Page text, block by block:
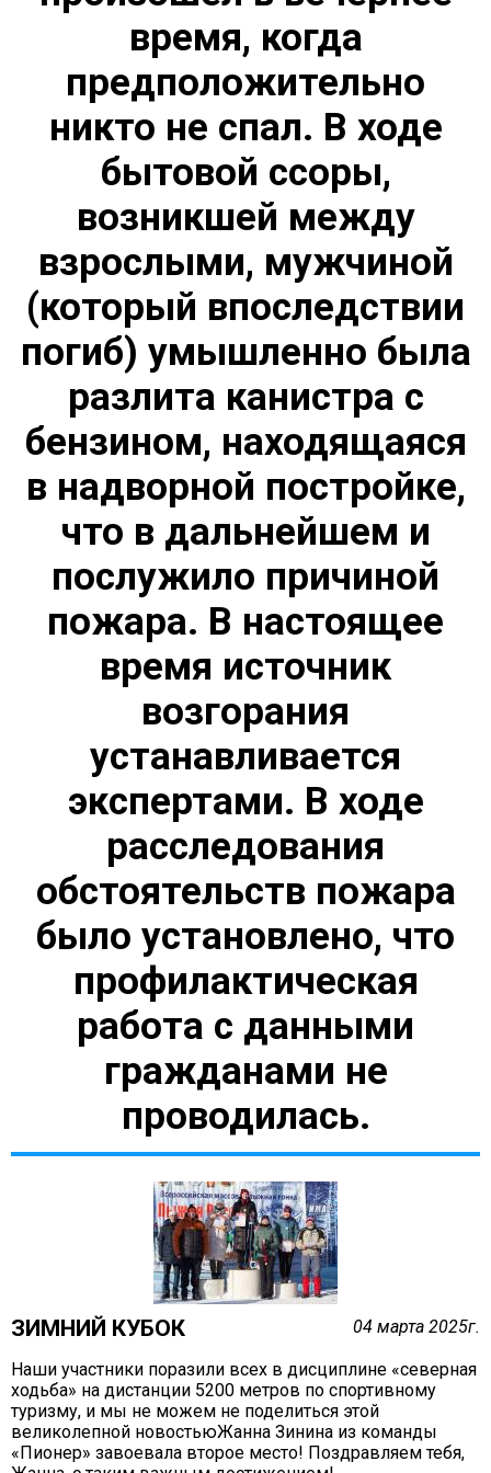
15.09.2018 Литературная площадка "Послушайте"
Новости
Контакты
Полезная информация
время, когда
предположительно
никто не спал. В ходе
бытовой ссоры,
возникшей между
взрослыми, мужчиной
(который впоследствии
погиб) умышленно была
разлита канистра с
бензином, находящаяся
в надворной постройке,
что в дальнейшем и
послужило причиной
пожара. В настоящее
время источник
возгорания
устанавливается
экспертами. В ходе
расследования
обстоятельств пожара
было установлено, что
профилактическая
работа с данными
гражданами не
проводилась.
ЗИМНИЙ КУБОК 04 марта 2025г.
Наши участники поразили всех в дисциплине «северная
ходьба» на дистанции 5200 метров по спортивному
туризму, и мы не можем не поделиться этой
великолепной новостьюЖанна Зинина из команды
«Пионер» завоевала второе место! Поздравляем тебя,